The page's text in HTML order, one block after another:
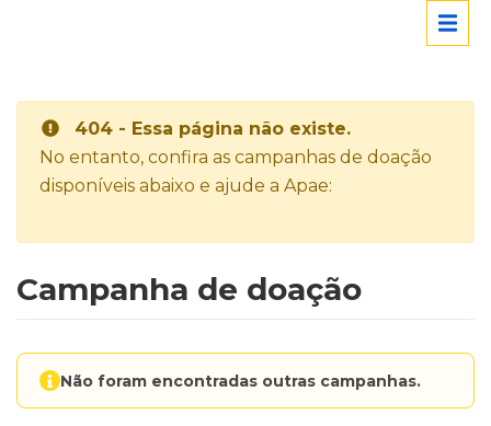
404 - Essa página não existe.
No entanto, confira as campanhas de doação
disponíveis abaixo e ajude a Apae:
Campanha de doação
Não foram encontradas outras campanhas.